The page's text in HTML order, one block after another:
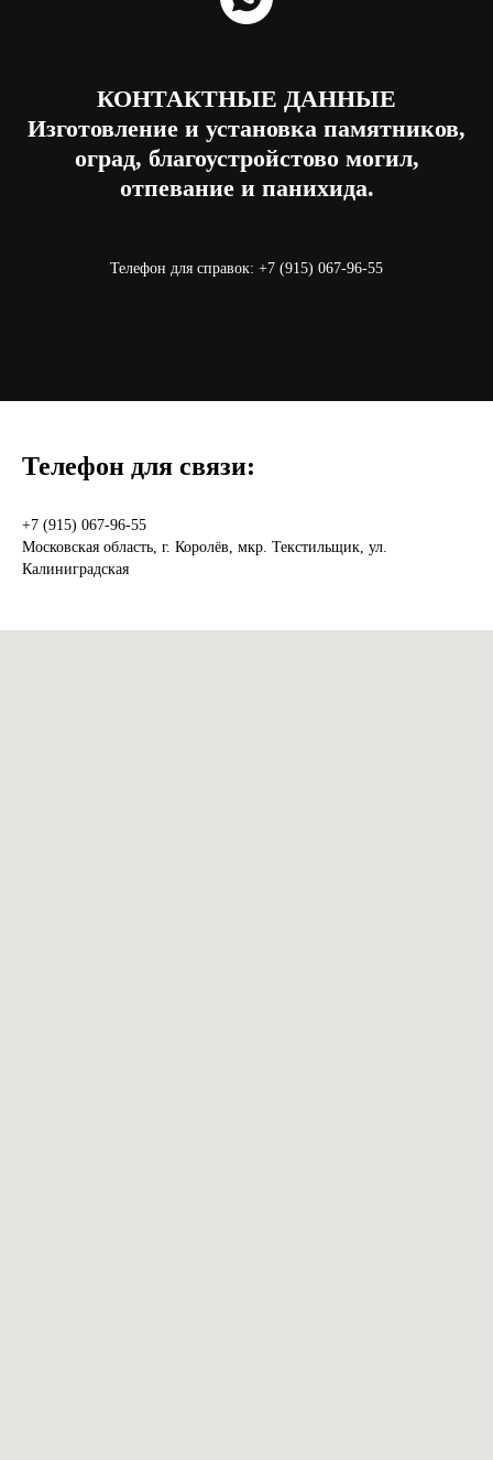
КОНТАКТНЫЕ ДАННЫЕ
Изготовление и установка памятников,
оград, благоустройстово могил,
отпевание и панихида.
Телефон для справок: +7 (915) 067-96-55
Телефон для связи:
+7 (915) 067-96-55
Московская область, г. Королёв, мкр. Текстильщик, ул.
Калиниградская